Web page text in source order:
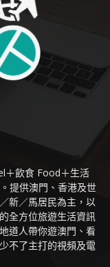
＋飲食 Food＋生活
提供澳門、香港及世
新／馬居民為主，以
全方位旅遊生活資訊
道人帶你遊澳門、看
不了主打的視頻及電